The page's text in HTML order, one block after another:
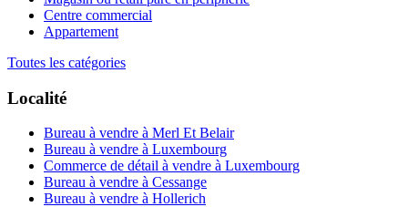
Centre commercial
Appartement
Toutes les catégories
Localité
Bureau à vendre à Merl Et Belair
Bureau à vendre à Luxembourg
Commerce de détail à vendre à Luxembourg
Bureau à vendre à Cessange
Bureau à vendre à Hollerich